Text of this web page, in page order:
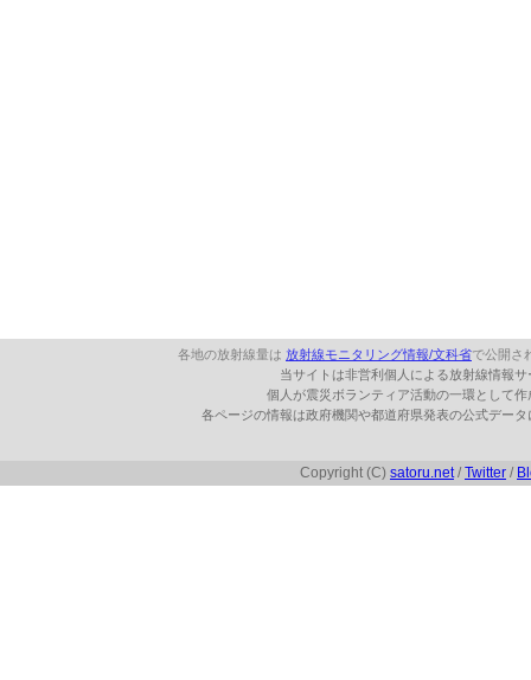
各地の放射線量は 放射線モニタリング情報/文科省で公開さ
当サイトは非営利個人による放射線情報サ
個人が震災ボランティア活動の一環として作
各ページの情報は政府機関や都道府県発表の公式デー
Copyright (C) satoru.net/ Twitter /